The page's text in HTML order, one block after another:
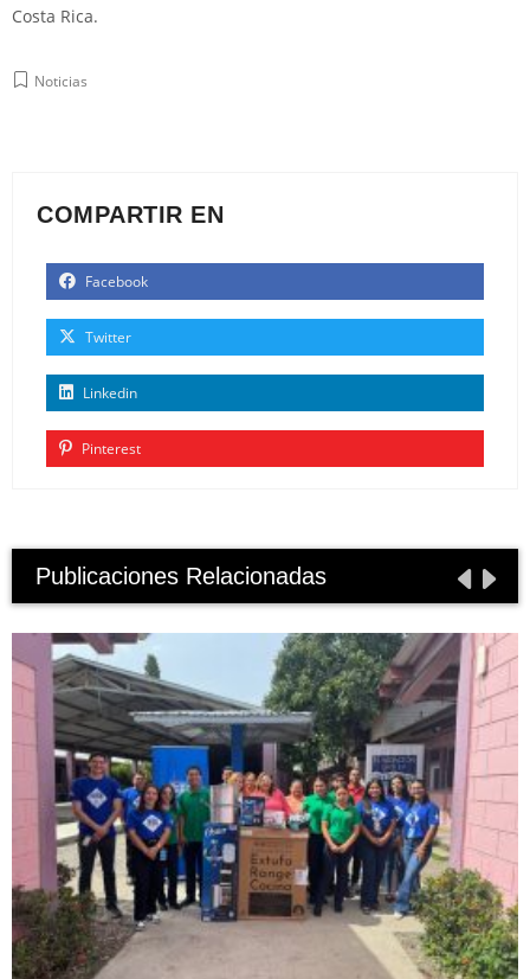
Costa Rica.
Noticias
COMPARTIR EN
Facebook
Twitter
Linkedin
Pinterest
Publicaciones Relacionadas